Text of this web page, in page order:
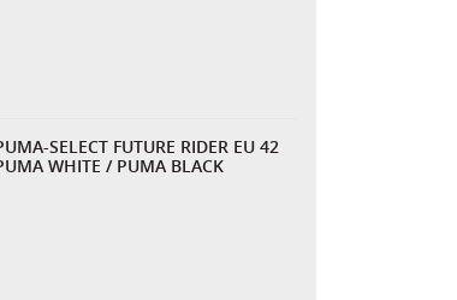
SELECT FUTURE RIDER EU 42
WHITE / PUMA BLACK